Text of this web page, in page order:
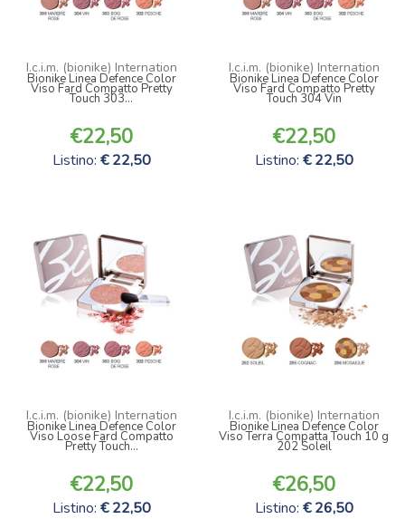
I.c.i.m. (bionike) Internation
Bionike Linea Defence Color
Viso Fard Compatto Pretty
Touch 303...
22,50
Listino: 22,50
I.c.i.m. (bionike) Internation
Bionike Linea Defence Color
Viso Fard Compatto Pretty
Touch 304 Vin
22,50
Listino: 22,50
I.c.i.m. (bionike) Internation
Bionike Linea Defence Color
Viso Loose Fard Compatto
Pretty Touch...
22,50
Listino: 22,50
I.c.i.m. (bionike) Internation
Bionike Linea Defence Color
Viso Terra Compatta Touch 10 g
202 Soleil
26,50
Listino: 26,50